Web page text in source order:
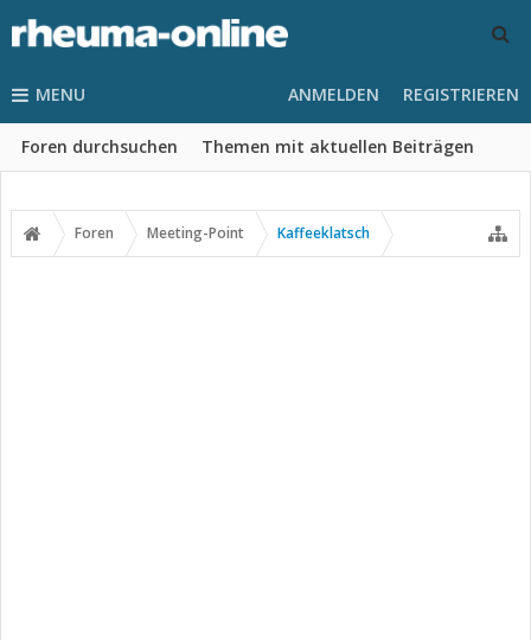
MENU
Foren durchsuchen Themen mit aktuellen Beiträgen
ANMELDEN REGISTRIEREN
Foren Meeting-Point Kaffeeklatsch